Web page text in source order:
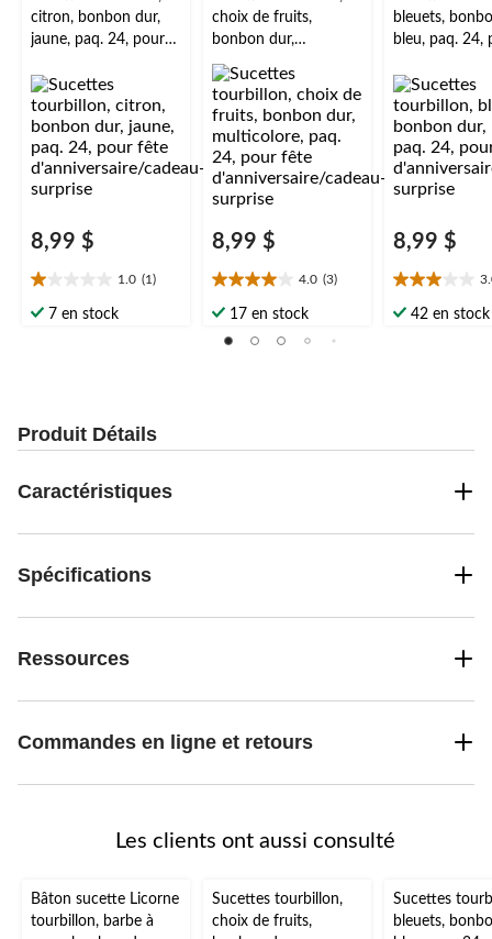
citron, bonbon dur,
jaune, paq. 24, pour
d'anniversaire/cadeau
-surprise
8,99 $
1.0 (1)
1.0
étoile(s)
7 en stock
choix de fruits,
bonbon dur,
multicolore, paq. 24,
pour fête
d'anniversaire/cadeau
-surprise
8,99 $
4.0 (3)
4.0
étoile(s)
17 en stock
bleuets,
bleu, paq. 24,
-surprise
8,99 $
3.0
étoile(s)
42 en stock
Produit Détails
Caractéristiques
Spécifications
Ressources
Commandes en ligne et retours
Les clients ont aussi consulté
Bâton sucette Licorne
tourbillon, barbe à
Sucettes tourbillon,
choix de fruits,
Sucettes
bleuets,